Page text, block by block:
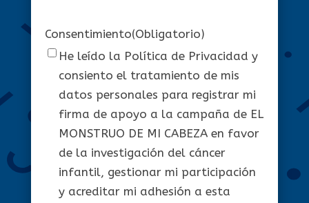
Consentimiento(Obligatorio)
He leído la Política de Privacidad y
consiento el tratamiento de mis
datos personales para registrar mi
firma de apoyo a la campaña de EL
MONSTRUO DE MI CABEZA en favor
de la investigación del cáncer
infantil, gestionar mi participación
y acreditar mi adhesión a esta